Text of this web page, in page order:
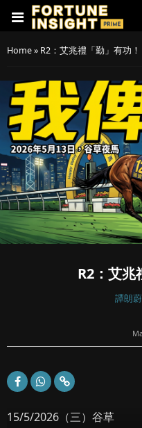
Home» R2：艾兆禮「勤」有功！
R2：艾兆
譚朗
15/5/2026（三）谷草